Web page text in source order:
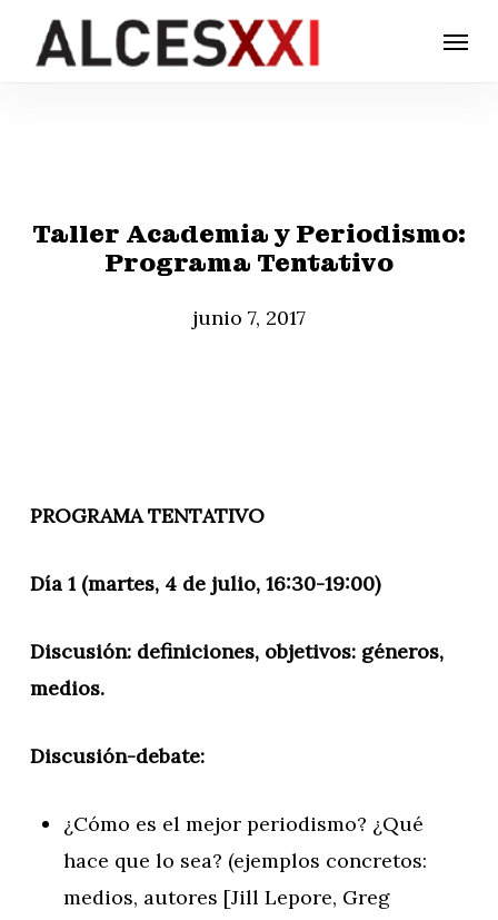
Menu
Taller Academia y Periodismo:
Programa Tentativo
junio 7, 2017
PROGRAMA TENTATIVO
Día 1 (martes, 4 de julio, 16:30-19:00)
Discusión: definiciones, objetivos: géneros,
medios.
Discusión-debate:
¿Cómo es el mejor periodismo? ¿Qué
hace que lo sea? (ejemplos concretos:
medios, autores [Jill Lepore, Greg